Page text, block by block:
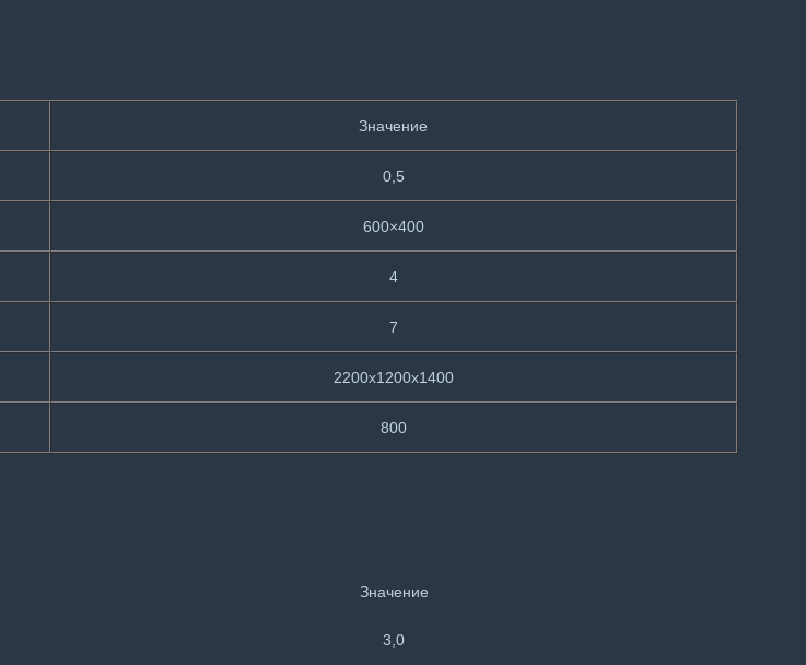
Значение
0,5
600×400
4
7
2200x1200x1400
800
Значение
3,0